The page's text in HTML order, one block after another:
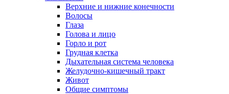
Верхние и нижние конечности
Волосы
Глаза
Голова и лицо
Горло и рот
Грудная клетка
Дыхательная система человека
Желудочно-кишечный тракт
Живот
Общие симптомы